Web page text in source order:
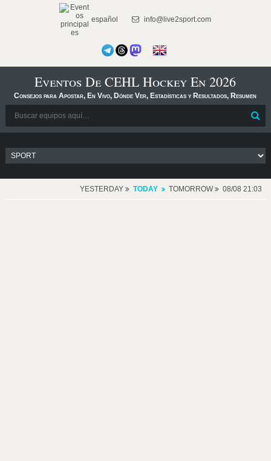
español info@live2sport.com
Eventos De CEHL Hockey En 2026
Consejos para Apostar, En Vivo, Dónde Ver, Estadísticas y Resultados, Resumen
YESTERDAY TODAY TOMORROW 08/08 21:03